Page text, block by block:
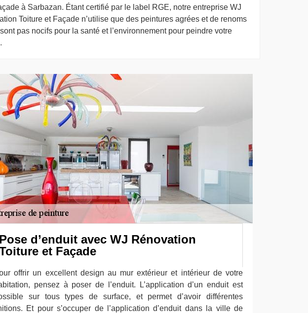
à Sarbazan. Étant certifié par le label RGE, notre entreprise WJ
Toiture et Façade n’utilise que des peintures agrées et de renoms
pas nocifs pour la santé et l’environnement pour peindre votre
Pose d’enduit avec WJ Rénovation
et Façade
offrir un excellent design au mur extérieur et intérieur de votre
pensez à poser de l’enduit. L’application d’un enduit est
sur tous types de surface, et permet d’avoir différentes
Et pour s’occuper de l’application d’enduit dans la ville de